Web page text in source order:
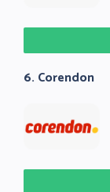
6. Corendon